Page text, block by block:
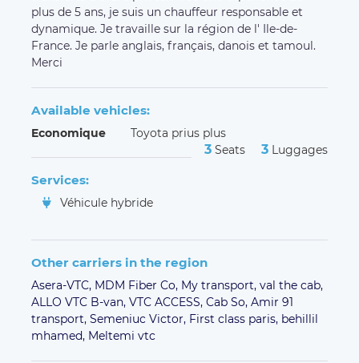
plus de 5 ans, je suis un chauffeur responsable et
dynamique. Je travaille sur la région de l' Ile-de-
France. Je parle anglais, français, danois et tamoul.
Merci
Available vehicles:
Economique Toyota prius plus
3 Seats 3 Luggages
Services:
Véhicule hybride
Other carriers in the region
Asera-VTC, MDM Fiber Co, My transport, val the cab,
ALLO VTC B-van, VTC ACCESS, Cab So, Amir 91
transport, Semeniuc Victor, First class paris, behillil
mhamed, Meltemi vtc